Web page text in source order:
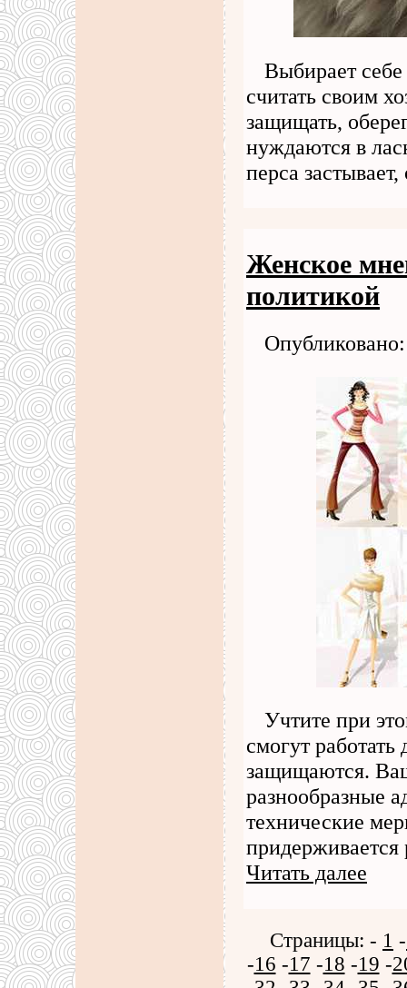
Выбирает себе
считать своим
защищать,
нуждаются в
перса
Женское
политикой
Учтите при
смогут
защищаются.
разнообразные
технические
Читать далее
Страницы: - 1 -
-16 -17 -18 -19 -